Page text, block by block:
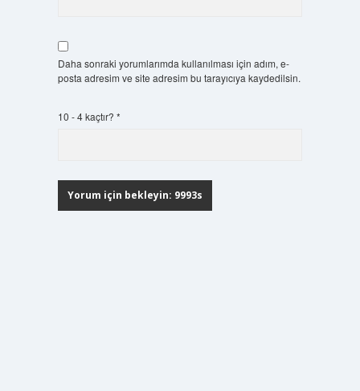
Daha sonraki yorumlarımda kullanılması için adım, e-
posta adresim ve site adresim bu tarayıcıya kaydedilsin.
10 - 4 kaçtır? *